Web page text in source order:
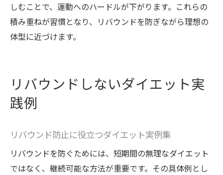
しむことで、運動へのハードルが下がります。これらの
積み重ねが習慣となり、リバウンドを防ぎながら理想の
体型に近づけます。
リバウンドしないダイエット実
践例
リバウンド防止に役立つダイエット実例集
リバウンドを防ぐためには、短期間の無理なダイエット
ではなく、継続可能な方法が重要です。その具体例とし